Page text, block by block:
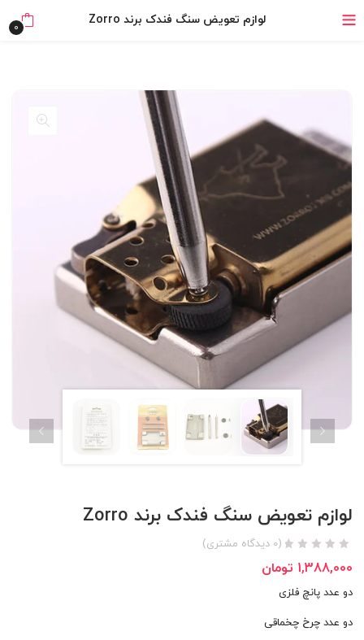
خرید قسطی با ترب‌پی
لوازم تعویض سنگ فندک برند Zorro 0
لوازم تعویض سنگ فندک برند Zorro
(
0 دیدگاه مشتری)
1,388,000 تومان
دو عدد پانچ فلزی
دو عدد چرخ چخماقی